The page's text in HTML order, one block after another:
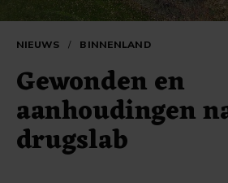
NIEUWS / BINNENLAND
Gewonden en
aanhoudingen
drugslab